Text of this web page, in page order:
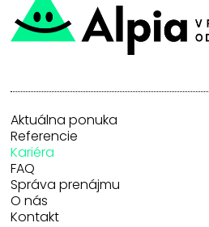
Aktuálna ponuka
Referencie
Kariéra
FAQ
Správa prenájmu
O nás
Kontakt